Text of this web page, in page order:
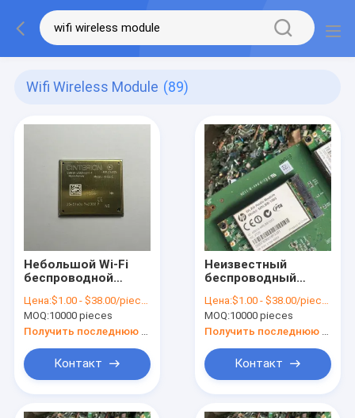
Wifi Wireless Module (89)
Небольшой Wi-Fi
беспроводной
неизвестных
приложений
скорость передачи
данных
Цена:$1.00 - $38.00/pieces
MOQ:10000 pieces
Контакт
Неизвестный
беспроводный
гибкой
конфигурации сети
Цена:$1.00 - $38.00/pieces
MOQ:10000 pieces
Контакт